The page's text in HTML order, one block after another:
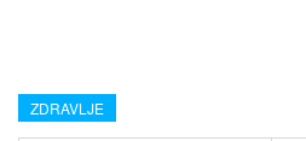
ZDRAVLJE